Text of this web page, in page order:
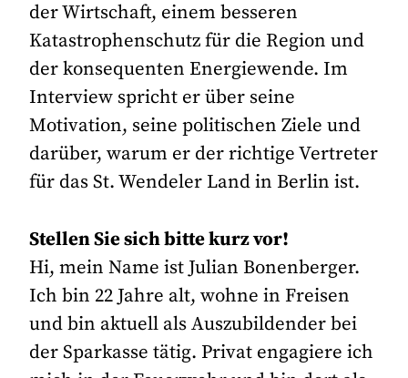
der Wirtschaft, einem besseren
Katastrophenschutz für die Region und
der konsequenten Energiewende. Im
Interview spricht er über seine
Motivation, seine politischen Ziele und
darüber, warum er der richtige Vertreter
für das St. Wendeler Land in Berlin ist.
Stellen Sie sich bitte kurz vor!
Hi, mein Name ist Julian Bonenberger.
Ich bin 22 Jahre alt, wohne in Freisen
und bin aktuell als Auszubildender bei
der Sparkasse tätig. Privat engagiere ich